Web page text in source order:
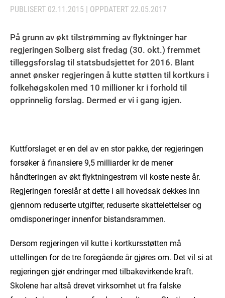
PUBLISERT 02.11.2015 | OPPDATERT 22.05.2017
På grunn av økt tilstrømming av flyktninger har
regjeringen Solberg sist fredag (30. okt.) fremmet
tilleggsforslag til statsbudsjettet for 2016. Blant
annet ønsker regjeringen å kutte støtten til kortkurs i
folkehøgskolen med 10 millioner kr i forhold til
opprinnelig forslag. Dermed er vi i gang igjen.
Kuttforslaget er en del av en stor pakke, der regjeringen
forsøker å finansiere 9,5 milliarder kr de mener
håndteringen av økt flyktningestrøm vil koste neste år.
Regjeringen foreslår at dette i all hovedsak dekkes inn
gjennom reduserte utgifter, reduserte skattelettelser og
omdisponeringer innenfor bistandsrammen.
Dersom regjeringen vil kutte i kortkursstøtten må
uttellingen for de tre foregående år gjøres om. Det vil si at
regjeringen gjør endringer med tilbakevirkende kraft.
Skolene har altså drevet virksomhet ut fra falske